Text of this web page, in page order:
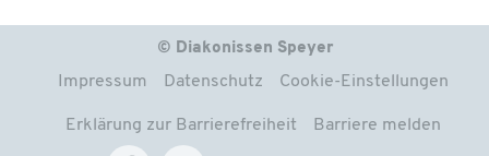
© Diakonissen Speyer
Impressum Datenschutz Cookie-Einstellungen
Erklärung zur Barrierefreiheit Barriere melden